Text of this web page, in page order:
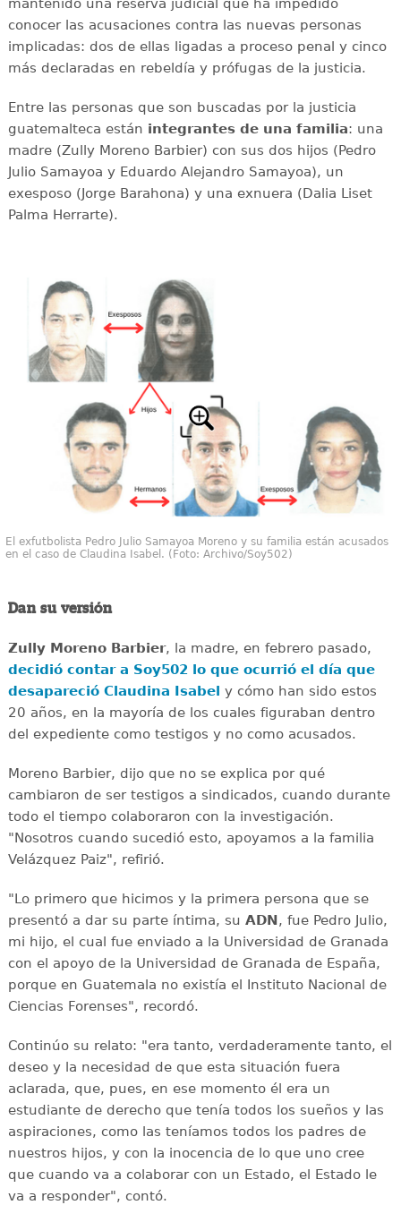
mantenido una reserva judicial que ha impedido
conocer las acusaciones contra las nuevas personas
implicadas: dos de ellas ligadas a proceso penal y cinco
más declaradas en rebeldía y prófugas de la justicia.
Entre las personas que son buscadas por la justicia
guatemalteca están integrantes de una familia: una
madre (Zully Moreno Barbier) con sus dos hijos (Pedro
Julio Samayoa y Eduardo Alejandro Samayoa), un
exesposo (Jorge Barahona) y una exnuera (Dalia Liset
Palma Herrarte).
El exfutbolista Pedro Julio Samayoa Moreno y su familia están acusados
en el caso de Claudina Isabel. (Foto: Archivo/Soy502)
Dan su versión
Zully Moreno Barbier, la madre, en febrero pasado,
decidió contar a Soy502 lo que ocurrió el día que
desapareció Claudina Isabel y cómo han sido estos
20 años, en la mayoría de los cuales figuraban dentro
del expediente como testigos y no como acusados.
Moreno Barbier, dijo que no se explica por qué
cambiaron de ser testigos a sindicados, cuando durante
todo el tiempo colaboraron con la investigación.
"Nosotros cuando sucedió esto, apoyamos a la familia
Velázquez Paiz", refirió.
"Lo primero que hicimos y la primera persona que se
presentó a dar su parte íntima, su ADN, fue Pedro Julio,
mi hijo, el cual fue enviado a la Universidad de Granada
con el apoyo de la Universidad de Granada de España,
porque en Guatemala no existía el Instituto Nacional de
Ciencias Forenses", recordó.
Continúo su relato: "era tanto, verdaderamente tanto, el
deseo y la necesidad de que esta situación fuera
aclarada, que, pues, en ese momento él era un
estudiante de derecho que tenía todos los sueños y las
aspiraciones, como las teníamos todos los padres de
nuestros hijos, y con la inocencia de lo que uno cree
que cuando va a colaborar con un Estado, el Estado le
va a responder", contó.